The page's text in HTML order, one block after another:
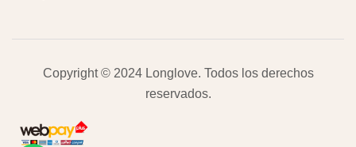
Copyright © 2024 Longlove. Todos los derechos
reservados.